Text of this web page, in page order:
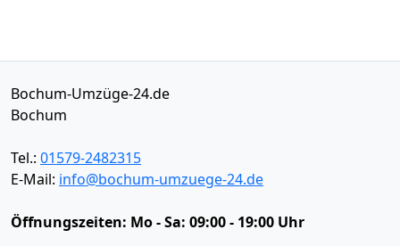
Bochum-Umzüge-24.de
Bochum
Tel.: 01579-2482315
E-Mail: info@bochum-umzuege-24.de
Öffnungszeiten: Mo - Sa: 09:00 - 19:00 Uhr